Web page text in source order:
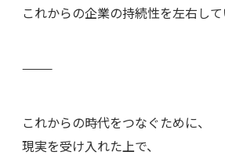
これからの企業の持続性を左右して
⸻
これからの時代をつなぐために、
現実を受け入れた上で、